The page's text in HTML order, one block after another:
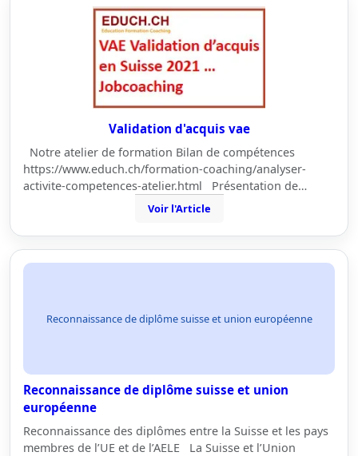
Validation d'acquis vae
Notre atelier de formation Bilan de compétences
https://www.educh.ch/formation-coaching/analyser-
activite-competences-atelier.html Présentation de…
Voir l'Article
Reconnaissance de diplôme suisse et union européenne
Reconnaissance de diplôme suisse et union
européenne
Reconnaissance des diplômes entre la Suisse et les pays
membres de l’UE et de l’AELE La Suisse et l’Union